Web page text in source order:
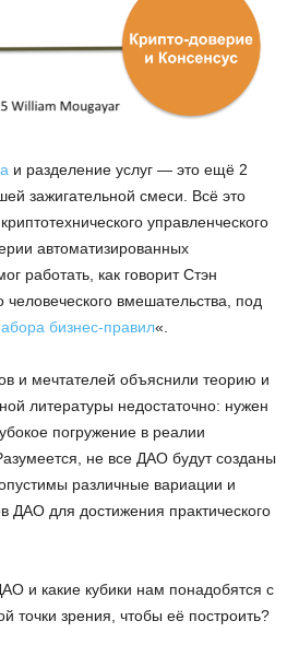
и разделение услуг — это ещё 2
зажигательной смеси. Всё это
управленческого
автоматизированных
работать, как говорит Стэн
вмешательства, под
бизнес-правил«.
и мечтателей объяснили теорию и
литературы недостаточно: нужен
погружение в реалии
не все ДАО будут созданы
различные вариации и
ДАО для достижения практического
и какие кубики нам понадобятся с
точки зрения, чтобы её построить?